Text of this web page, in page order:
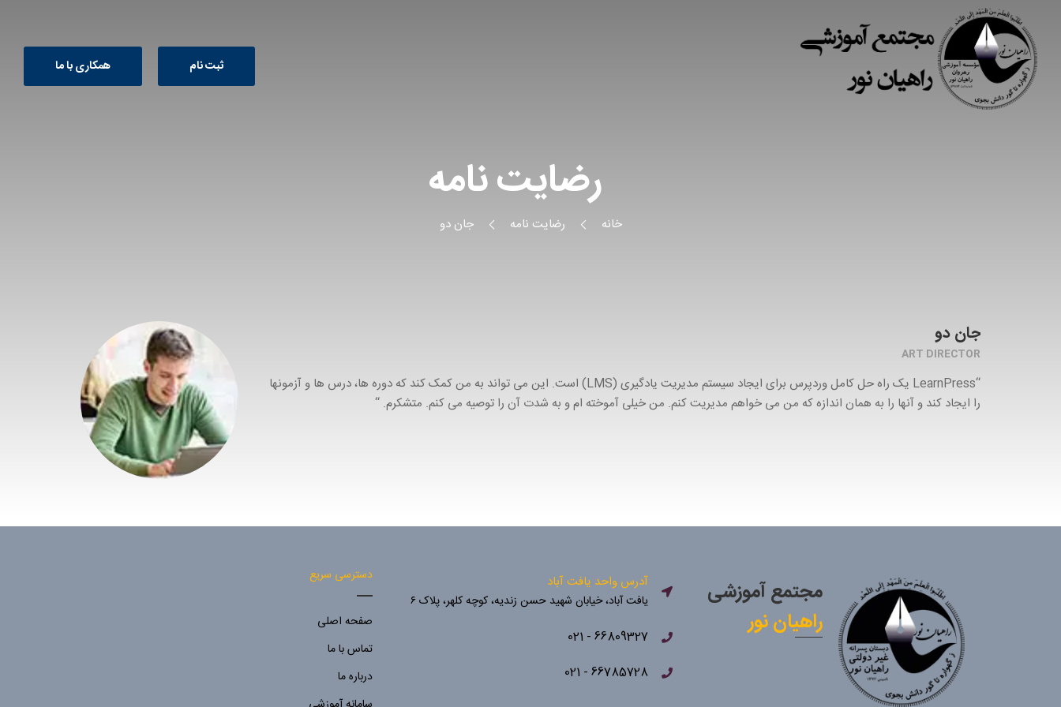
ثبت نام همکاری با ما
رضایت نامه
خانه رضایت نامه جان دو
جان دو
ART DIRECTOR
“LearnPress یک راه حل کامل وردپرس برای ایجاد سیستم مدیریت یادگیری (LMS) است. این می تواند به من کمک کند که دوره ها، درس ها و آزمونها
را ایجاد کند و آنها را به همان اندازه که من می خواهم مدیریت کنم. من خیلی آموخته ام و به شدت آن را توصیه می کنم. متشکرم. “
مجتمع آموزشی
راهیان نور
آدرس واحد یافت آباد
یافت آباد، خیابان شهید حسن زندیه، کوچه کلهر، پلاک ۶
66809327 - 021
66785728 - 021
دسترسی سریع
صفحه اصلی
تماس با ما
درباره ما